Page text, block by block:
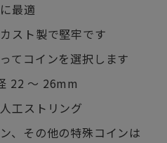
最適
スト製で堅牢です
てコインを選択します
22 ～ 26mm
工ストリング
、その他の特殊コインは